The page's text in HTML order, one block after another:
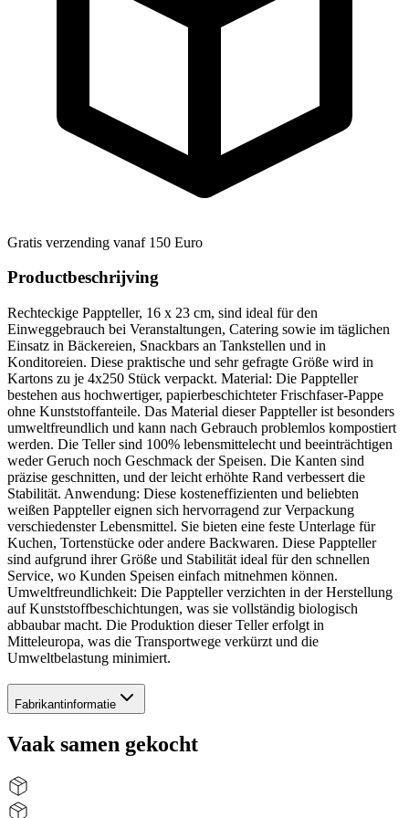
Gratis verzending vanaf 150 Euro
Productbeschrijving
Rechteckige Pappteller, 16 x 23 cm, sind ideal für den
Einweggebrauch bei Veranstaltungen, Catering sowie im täglichen
Einsatz in Bäckereien, Snackbars an Tankstellen und in
Konditoreien. Diese praktische und sehr gefragte Größe wird in
Kartons zu je 4x250 Stück verpackt. Material: Die Pappteller
bestehen aus hochwertiger, papierbeschichteter Frischfaser-Pappe
ohne Kunststoffanteile. Das Material dieser Pappteller ist besonders
umweltfreundlich und kann nach Gebrauch problemlos kompostiert
werden. Die Teller sind 100% lebensmittelecht und beeinträchtigen
weder Geruch noch Geschmack der Speisen. Die Kanten sind
präzise geschnitten, und der leicht erhöhte Rand verbessert die
Stabilität. Anwendung: Diese kosteneffizienten und beliebten
weißen Pappteller eignen sich hervorragend zur Verpackung
verschiedenster Lebensmittel. Sie bieten eine feste Unterlage für
Kuchen, Tortenstücke oder andere Backwaren. Diese Pappteller
sind aufgrund ihrer Größe und Stabilität ideal für den schnellen
Service, wo Kunden Speisen einfach mitnehmen können.
Umweltfreundlichkeit: Die Pappteller verzichten in der Herstellung
auf Kunststoffbeschichtungen, was sie vollständig biologisch
abbaubar macht. Die Produktion dieser Teller erfolgt in
Mitteleuropa, was die Transportwege verkürzt und die
Umweltbelastung minimiert.
Fabrikantinformatie
Vaak samen gekocht